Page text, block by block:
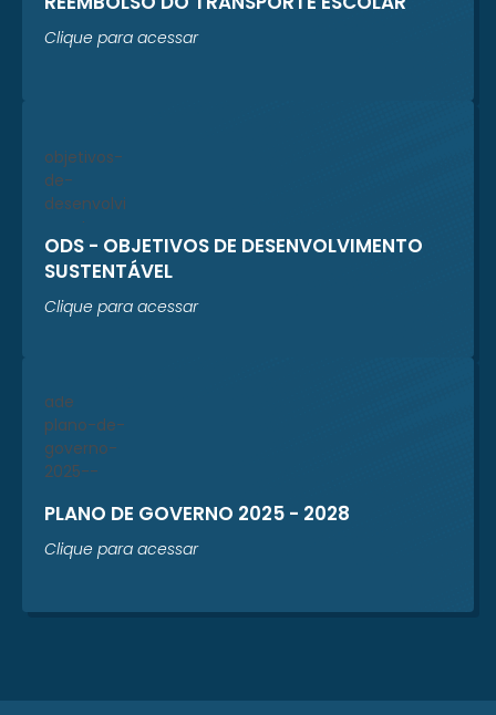
Clique para acessar
ODS - OBJETIVOS DE DESENVOLVIMENTO
SUSTENTÁVEL
Clique para acessar
PLANO DE GOVERNO 2025 - 2028
Clique para acessar